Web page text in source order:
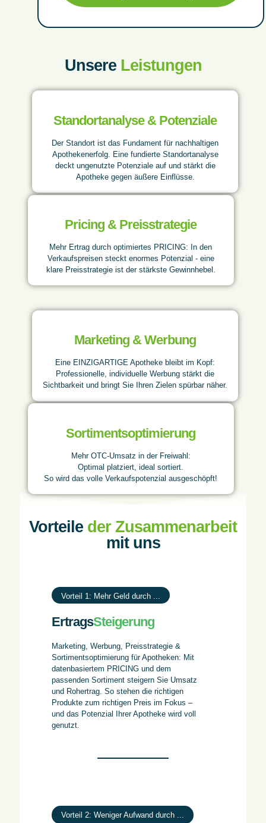
Unsere Leistungen
Standortanalyse & Potenziale
Der Standort ist das Fundament für nachhaltigen
Apothekenerfolg. Eine fundierte Standortanalyse
deckt ungenutzte Potenziale auf und stärkt die
Apotheke gegen äußere Einflüsse.
Pricing & Preisstrategie
Mehr Ertrag durch optimiertes PRICING: In den
Verkaufspreisen steckt enormes Potenzial - eine
klare Preisstrategie ist der stärkste Gewinnhebel.
Marketing & Werbung
Eine EINZIGARTIGE Apotheke bleibt im Kopf:
Professionelle, individuelle Werbung stärkt die
Sichtbarkeit und bringt Sie Ihren Zielen spürbar näher.
Sortimentsoptimierung
Mehr OTC-Umsatz in der Freiwahl:
Optimal platziert, ideal sortiert.
So wird das volle Verkaufspotenzial ausgeschöpft!
Vorteile der Zusammenarbeit
mit uns
Vorteil 1: Mehr Geld durch ...
ErtragsSteigerung
Marketing, Werbung, Preisstrategie &
Sortimentsoptimierung für Apotheken: Mit
datenbasiertem PRICING und dem
passenden Sortiment steigern Sie Umsatz
und Rohertrag. So stehen die richtigen
Produkte zum richtigen Preis im Fokus –
und das Potenzial Ihrer Apotheke wird voll
genutzt.
Vorteil 2: Weniger Aufwand durch ...